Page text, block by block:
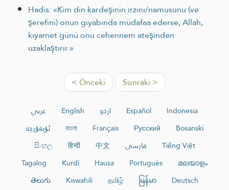
Hadis: «Kim din kardeşinin ırzını/namusunu (ve
şerefini) onun gıyabında müdafaa ederse, Allah,
kıyamet günü onu cehennem ateşinden
uzaklaştırır.»
< Önceki Sonraki >
عربي English اردو Español
Indonesia
ئۇيغۇرچە
বাংলা Français Русский
Bosanski
සිංහල
हिन्दी 中文 فارسی
Tiếng Việt
Tagalog
Kurdî Hausa Português
മലയാളം
తెలుగు
Kiswahili தமிழ் မြန်မာ
Deutsch